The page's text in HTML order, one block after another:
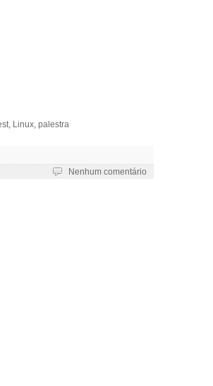
, Linux, palestra
Nenhum comentário